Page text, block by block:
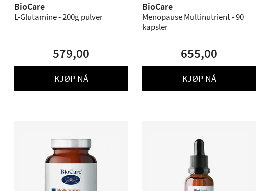
BioCare
L-Glutamine - 200g pulver
579,00
KJØP NÅ
BioCare
Menopause Multinutrient - 90
kapsler
655,00
KJØP NÅ